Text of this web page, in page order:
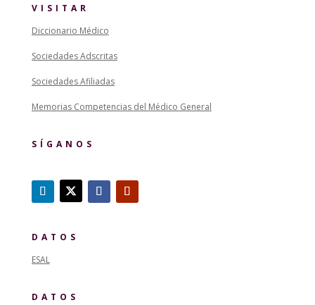
VISITAR
Diccionario Médico
Sociedades Adscritas
Sociedades Afiliadas
Memorias Competencias del Médico General
SÍGANOS
DATOS
ESAL
DATOS